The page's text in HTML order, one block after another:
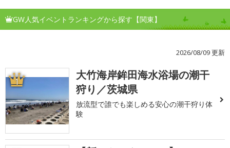
GW人気イベントランキングから探す【関東】
2026/08/09 更新
1
大竹海岸鉾田海水浴場の潮干
狩り／茨城県
放流型で誰でも楽しめる安心の潮干狩り体
験